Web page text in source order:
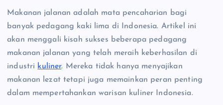
Makanan jalanan adalah mata pencaharian bagi
banyak pedagang kaki lima di Indonesia. Artikel ini
akan menggali kisah sukses beberapa pedagang
makanan jalanan yang telah meraih keberhasilan di
industri kuliner. Mereka tidak hanya menyajikan
makanan lezat tetapi juga memainkan peran penting
dalam mempertahankan warisan kuliner Indonesia.